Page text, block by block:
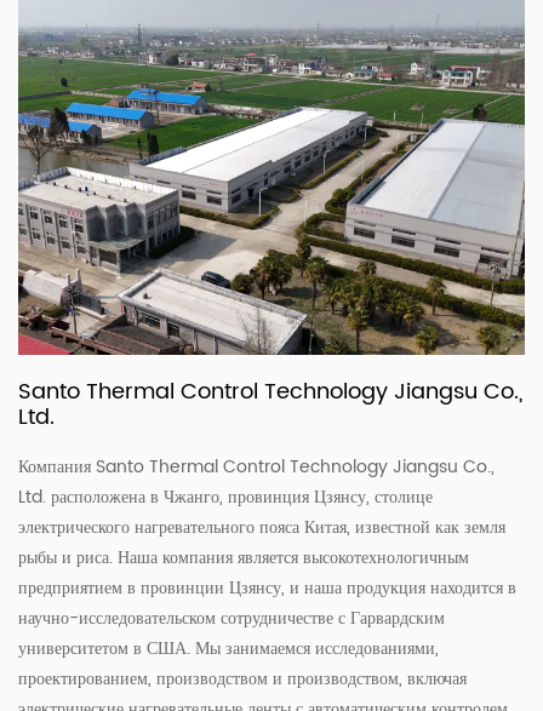
Santo Thermal Control Technology Jiangsu Co.,
Ltd.
Компания Santo Thermal Control Technology Jiangsu Co.,
Ltd. расположена в Чжанго, провинция Цзянсу, столице
электрического нагревательного пояса Китая, известной как земля
рыбы и риса. Наша компания является высокотехнологичным
предприятием в провинции Цзянсу, и наша продукция находится в
научно-исследовательском сотрудничестве с Гарвардским
университетом в США. Мы занимаемся исследованиями,
проектированием, производством и производством, включая